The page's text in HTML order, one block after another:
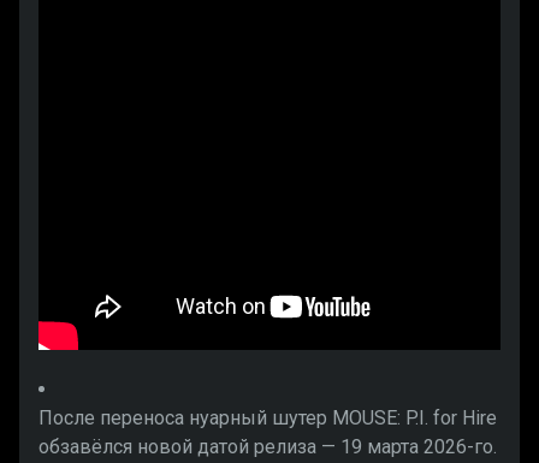
После переноса нуарный шутер MOUSE: P.I. for Hire
обзавёлся новой датой релиза — 19 марта 2026-го.